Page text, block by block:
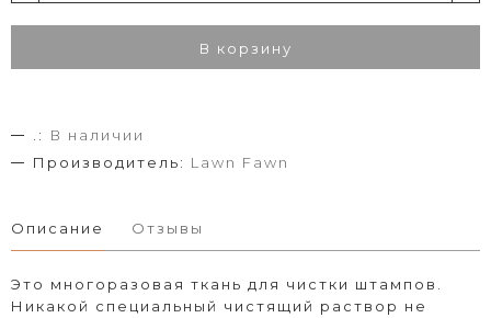
В корзину
.:
В наличии
Производитель: Lawn Fawn
Описание Отзывы
Это многоразовая ткань для чистки штампов.
Никакой специальный чистящий раствор не